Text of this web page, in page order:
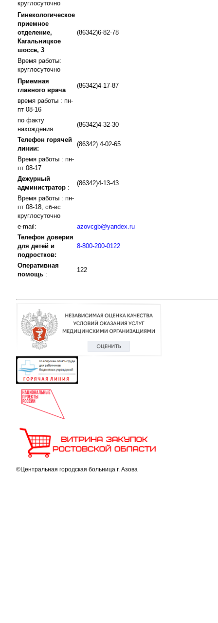
круглосуточно
Гинекологическое
приемное
отделение,
Кагальницкое
шоссе, 3
(86342)6-82-78
Время работы:
круглосуточно
Приемная
главного врача
(86342)4-17-87
время работы : пн-
пт 08-16
по факту
нахождения
(86342)4-32-30
Телефон горячей
линии:
(86342) 4-02-65
Время работы : пн-
пт 08-17
Дежурный
администратор :
(86342)4-13-43
Время работы : пн-
пт 08-18, сб-вс
круглосуточно
e-mail:
azovcgb@yandex.ru
Телефон доверия
для детей и
подростков:
8-800-200-0122
Оперативная
помощь :
122
©Центральная городская больница г. Азова